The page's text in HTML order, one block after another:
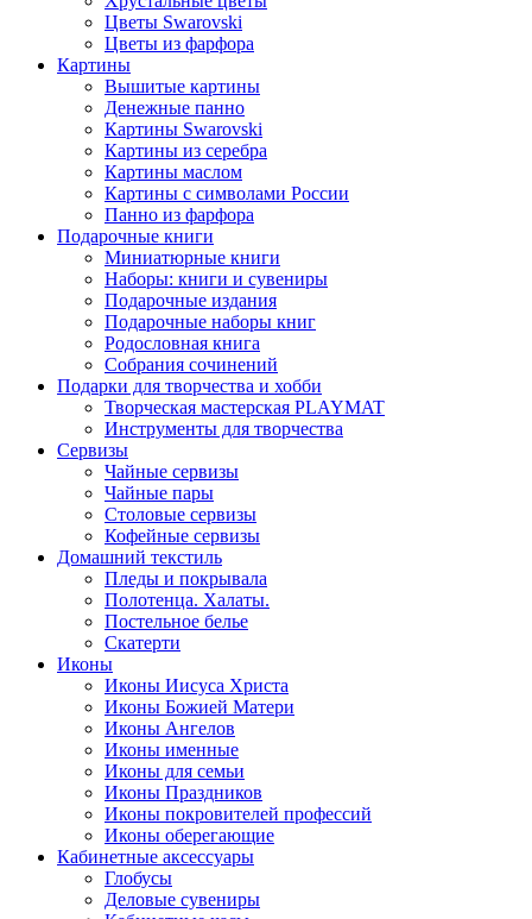
Цветы Swarovski
Цветы из фарфора
Картины
Вышитые картины
Денежные панно
Картины Swarovski
Картины из серебра
Картины маслом
Картины с символами России
Панно из фарфора
Подарочные книги
Миниатюрные книги
Наборы: книги и сувениры
Подарочные издания
Подарочные наборы книг
Родословная книга
Собрания сочинений
Подарки для творчества и хобби
Творческая мастерская PLAYMAT
Инструменты для творчества
Cервизы
Чайные сервизы
Чайные пары
Столовые сервизы
Кофейные сервизы
Домашний текстиль
Пледы и покрывала
Полотенца. Халаты.
Постельное белье
Скатерти
Иконы
Иконы Иисуса Христа
Иконы Божией Матери
Иконы Ангелов
Иконы именные
Иконы для семьи
Иконы Праздников
Иконы покровителей профессий
Иконы оберегающие
Кабинетные аксессуары
Глобусы
Деловые сувениры